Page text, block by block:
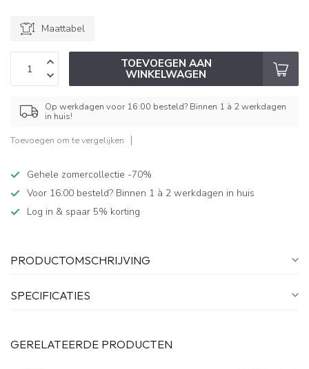
Maattabel
TOEVOEGEN AAN
WINKELWAGEN
Op werkdagen voor 16:00 besteld? Binnen 1 à 2 werkdagen
in huis!
Toevoegen om te vergelijken
Gehele zomercollectie -70%
Voor 16:00 besteld? Binnen 1 à 2 werkdagen in huis
Log in & spaar 5% korting
PRODUCTOMSCHRIJVING
SPECIFICATIES
GERELATEERDE PRODUCTEN